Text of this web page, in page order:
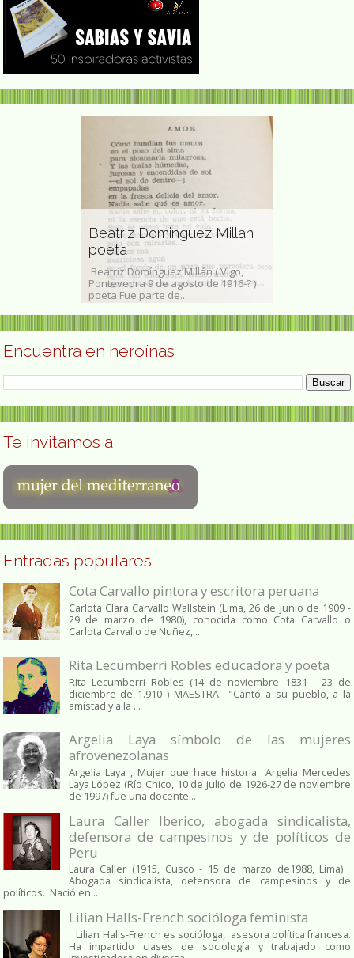
Beatriz Dominguez Millan
poeta
Beatriz Domínguez Millán ( Vigo,
Pontevedra 9 de agosto de 1916-? )
poeta Fue parte de...
Encuentra en heroínas
Te invitamos a
Entradas populares
Cota Carvallo pintora y escritora peruana
Carlota Clara Carvallo Wallstein (Lima, 26 de junio de 1909 -
29 de marzo de 1980), conocida como Cota Carvallo o
Carlota Carvallo de Nuñez,...
Rita Lecumberri Robles educadora y poeta
Rita Lecumberri Robles (14 de noviembre 1831- 23 de
diciembre de 1.910 ) MAESTRA.- "Cantó a su pueblo, a la
amistad y a la ...
Argelia Laya símbolo de las mujeres
afrovenezolanas
Argelia Laya , Mujer que hace historia Argelia Mercedes
Laya López (Río Chico, 10 de julio de 1926-27 de noviembre
de 1997) fue una docente...
Laura Caller Iberico, abogada sindicalista,
defensora de campesinos y de políticos de
Peru
Laura Caller (1915, Cusco - 15 de marzo de1988, Lima)
Abogada sindicalista, defensora de campesinos y de
políticos. Nació en...
Lilian Halls-French socióloga feminista
Lilian Halls-French es socióloga, asesora política francesa.
Ha impartido clases de sociología y trabajado como